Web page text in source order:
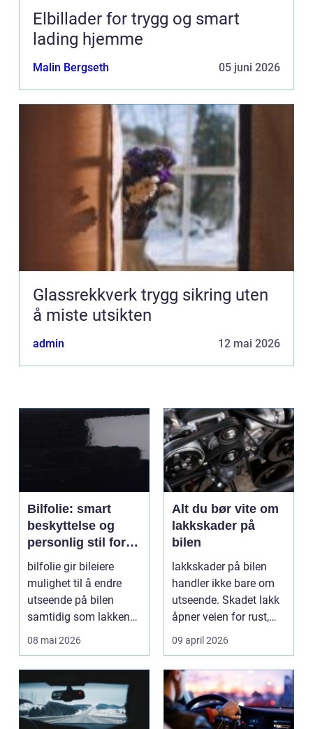
Elbillader for trygg og smart
lading hjemme
Malin Bergseth 05 juni 2026
Glassrekkverk trygg sikring uten
å miste utsikten
admin 12 mai 2026
Bilfolie: smart
beskyttelse og
personlig stil for
bilen
bilfolie gir bileiere
mulighet til å endre
utseende på bilen
samtidig som lakken
får et ekstra lag m...
08 mai 2026
Alt du bør vite om
lakkskader på
bilen
lakkskader på bilen
handler ikke bare om
utseende. Skadet lakk
åpner veien for rust,
verdifall og dy...
09 april 2026